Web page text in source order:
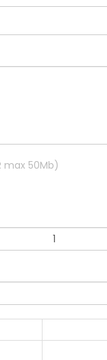
max 50Mb)